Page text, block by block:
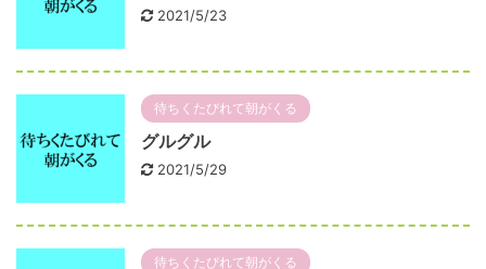
2021/5/23
待ちくたびれて朝がくる
グルグル
2021/5/29
待ちくたびれて朝がくる